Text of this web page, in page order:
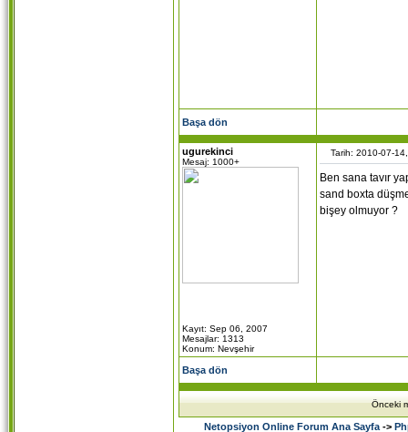
Başa dön
ugurekinci
Mesaj: 1000+
Kayıt: Sep 06, 2007
Mesajlar: 1313
Konum: Nevşehir
Tarih: 2010-07-
Ben sana tavır
sand boxta
bişey olmuyor ?
Başa dön
Önceki
Netopsiyon Online Forum Ana Sayfa ->